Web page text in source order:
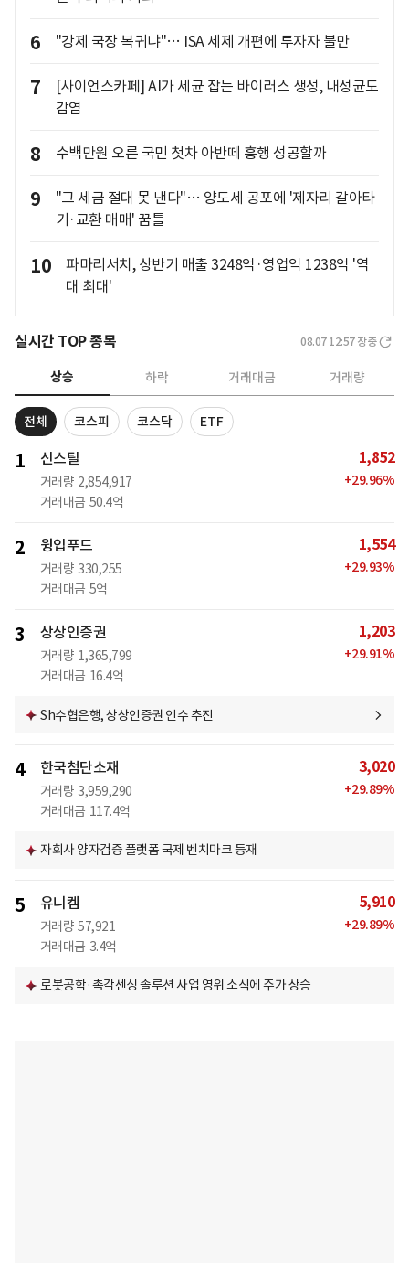
6 "강제 국장 복귀냐"… ISA 세제 개편에 투자자 불만
7
[사이언스카페] AI가 세균 잡는 바이러스 생성, 내성균도
감염
8 수백만원 오른 국민 첫차 아반떼 흥행 성공할까
9
"그 세금 절대 못 낸다"… 양도세 공포에 '제자리 갈아타
기·교환 매매' 꿈틀
10
파마리서치, 상반기 매출 3248억·영업익 1238억 '역
대 최대'
실시간 TOP 종목 08.07 12:57 장중
상승 하락 거래대금 거래량
전체 코스피 코스닥 ETF
1 신스틸
거래량 2,854,917
거래대금 50.4억
1,852
+29.96%
2 윙입푸드
거래량 330,255
거래대금 5억
1,554
+29.93%
3 상상인증권
거래량 1,365,799
거래대금 16.4억
1,203
+29.91%
Sh수협은행, 상상인증권 인수 추진
4 한국첨단소재
거래량 3,959,290
거래대금 117.4억
3,020
+29.89%
자회사 양자검증 플랫폼 국제 벤치마크 등재
5 유니켐
거래량 57,921
거래대금 3.4억
5,910
+29.89%
로봇공학·촉각센싱 솔루션 사업 영위 소식에 주가 상승